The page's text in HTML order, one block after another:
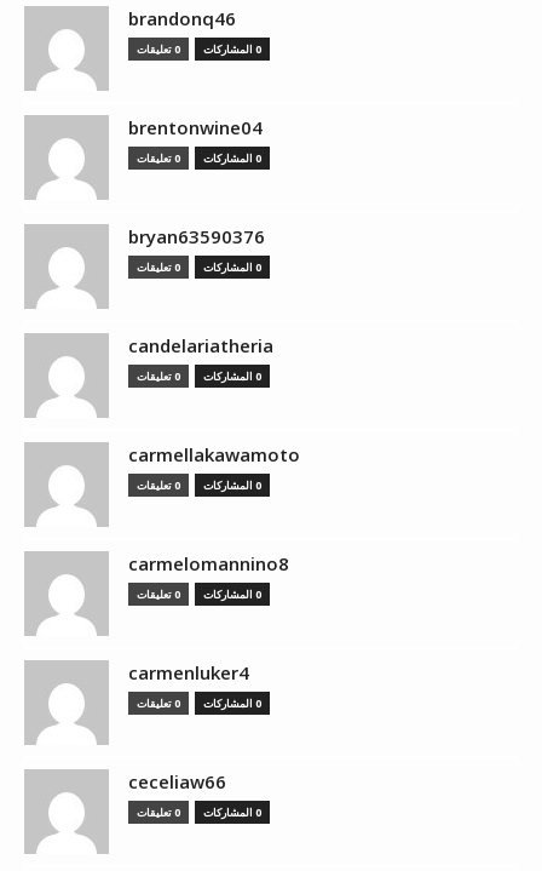
brandonq46
0 المشاركات 0 تعليقات
brentonwine04
0 المشاركات 0 تعليقات
bryan63590376
0 المشاركات 0 تعليقات
candelariatheria
0 المشاركات 0 تعليقات
carmellakawamoto
0 المشاركات 0 تعليقات
carmelomannino8
0 المشاركات 0 تعليقات
carmenluker4
0 المشاركات 0 تعليقات
ceceliaw66
0 المشاركات 0 تعليقات